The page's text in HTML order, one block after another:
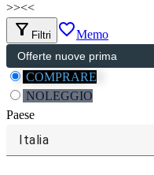
>><<
filter_alt Filtri favorite_borderMemo
COMPRARE
NOLEGGIO
Paese
Italia